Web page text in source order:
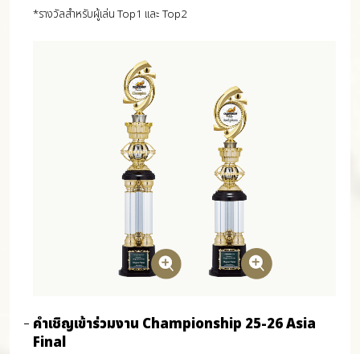
*รางวัลสำหรับผู้เล่น Top1 และ Top2
คำเชิญเข้าร่วมงาน Championship 25-26 Asia
Final